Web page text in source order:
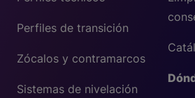
Perfiles de transición
Zócalos y contramarcos
Sistemas de nivelación